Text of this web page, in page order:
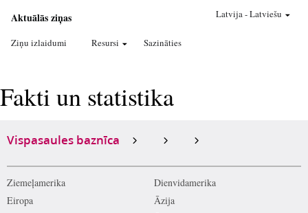
Aktuālās ziņas
Ziņu izlaidumi Resursi Sazināties
Latvija-Latviešu
Fakti un statistika
Vispasaules baznīca
Ziemeļamerika
Dienvidamerika
Eiropa
Āzija